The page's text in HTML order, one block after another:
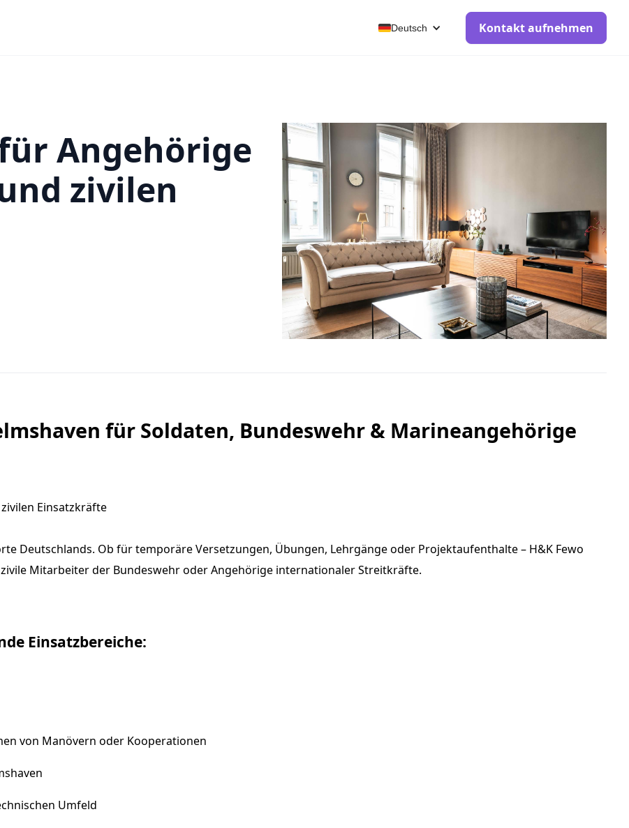
Deutsch Kontakt aufnehmen
Angehörige
zivilen
für Soldaten, Bundeswehr & Marineangehörige
Einsatzkräfte
Deutschlands. Ob für temporäre Versetzungen, Übungen, Lehrgänge oder Projektaufenthalte – H&K Fewo
Mitarbeiter der Bundeswehr oder Angehörige internationaler Streitkräfte.
Einsatzbereiche:
von Manövern oder Kooperationen
Umfeld